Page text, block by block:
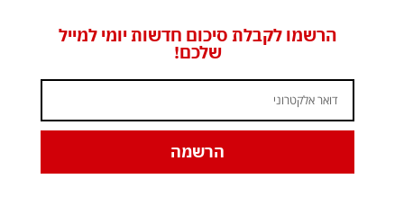
הרשמו לקבלת סיכום חדשות יומי למייל
שלכם!
הרשמה